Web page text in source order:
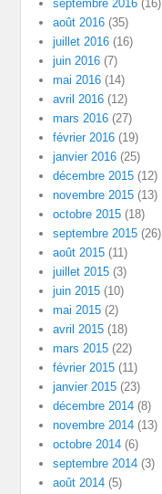
septembre 2016 (16)
août 2016 (35)
juillet 2016 (16)
juin 2016 (7)
mai 2016 (14)
avril 2016 (12)
mars 2016 (27)
février 2016 (19)
janvier 2016 (25)
décembre 2015 (12)
novembre 2015 (13)
octobre 2015 (18)
septembre 2015 (26)
août 2015 (11)
juillet 2015 (3)
juin 2015 (10)
mai 2015 (2)
avril 2015 (18)
mars 2015 (22)
février 2015 (11)
janvier 2015 (23)
décembre 2014 (8)
novembre 2014 (13)
octobre 2014 (6)
septembre 2014 (3)
août 2014 (5)